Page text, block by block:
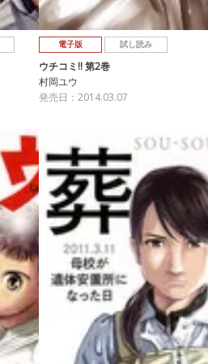
電子版 試し読み
ウチコミ!! 第2巻
村岡ユウ
発売日：2014.03.07